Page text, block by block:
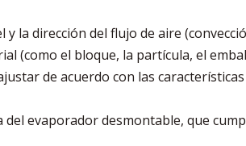
la dirección del flujo de aire
(como el bloque, la partícula, el
de acuerdo con las
evaporador desmontable, que